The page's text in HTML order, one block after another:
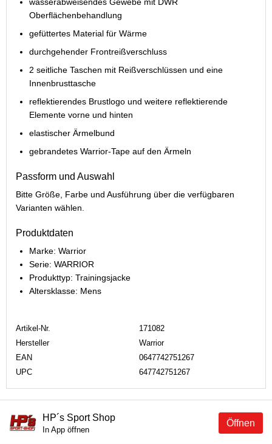
Oberflächenbehandlung
gefüttertes Material für Wärme
durchgehender Frontreißverschluss
2 seitliche Taschen mit Reißverschlüssen und eine
Innenbrusttasche
reflektierendes Brustlogo und weitere reflektierende
Elemente vorne und hinten
elastischer Ärmelbund
gebrandetes Warrior-Tape auf den Ärmeln
Passform und Auswahl
Bitte Größe, Farbe und Ausführung über die verfügbaren
Varianten wählen.
Produktdaten
Marke: Warrior
Serie: WARRIOR
Produkttyp: Trainingsjacke
Altersklasse: Mens
Artikel-Nr.
171082
Hersteller
Warrior
EAN
0647742751267
UPC
647742751267
Öffnen
HP´s Sport Shop
In App öffnen